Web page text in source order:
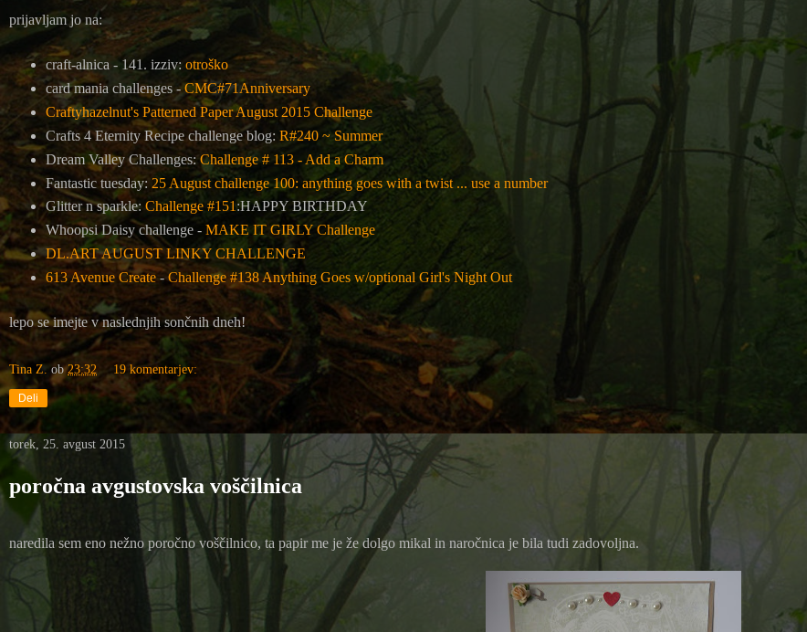
prijavljam jo na:
craft-alnica - 141. izziv: otroško
card mania challenges -CMC#71Anniversary
Craftyhazelnut's Patterned Paper August 2015 Challenge
Crafts 4 Eternity Recipe challenge blog: R#240 ~ Summer
Dream Valley Challenges:Challenge # 113 - Add a Charm
Fantastic tuesday: 25 August challenge 100: anything goes with a twist ... use a number
Glitter n sparkle: Challenge #151:HAPPY BIRTHDAY
Whoopsi Daisy challenge - MAKE IT GIRLY Challenge
DL.ART AUGUST LINKY CHALLENGE
613 Avenue Create-Challenge #138 Anything Goes w/optional Girl's Night Out
lepo se imejte v naslednjih sončnih dneh!
Tina Z. ob23:32 19 komentarjev:
Deli
torek, 25. avgust 2015
poročna avgustovska voščilnica
naredila sem eno nežno poročno voščilnico, ta papir me je že dolgo mikal in naročnica je bila tudi zadovoljna.